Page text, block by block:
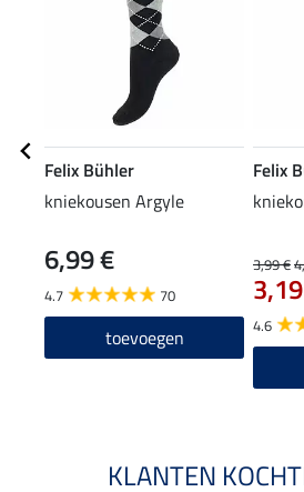
Felix Bühler
kniekousen Argyle
6,99 €
4.7 70
toevoegen
Felix
3,99 €
4.6
KLANTEN